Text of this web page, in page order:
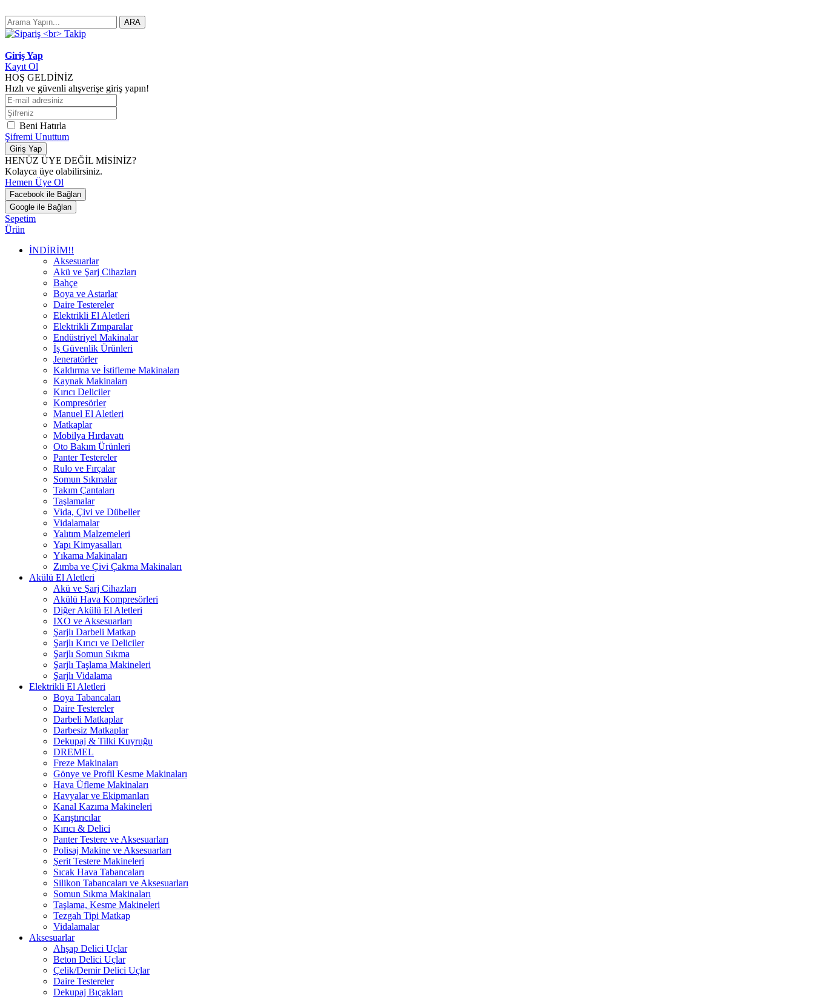
ARA
Giriş Yap
Kayıt Ol
HOŞ GELDİNİZ
Hızlı ve güvenli alışverişe giriş yapın!
Beni Hatırla
Şifremi Unuttum
Giriş Yap
HENÜZ ÜYE DEĞİL MİSİNİZ?
Kolayca üye olabilirsiniz.
Hemen Üye Ol
Facebook ile Bağlan
Google ile Bağlan
Sepetim
Ürün
İNDİRİM!!
Aksesuarlar
Akü ve Şarj Cihazları
Bahçe
Boya ve Astarlar
Daire Testereler
Elektrikli El Aletleri
Elektrikli Zımparalar
Endüstriyel Makinalar
İş Güvenlik Ürünleri
Jeneratörler
Kaldırma ve İstifleme Makinaları
Kaynak Makinaları
Kırıcı Deliciler
Kompresörler
Manuel El Aletleri
Matkaplar
Mobilya Hırdavatı
Oto Bakım Ürünleri
Panter Testereler
Rulo ve Fırçalar
Somun Sıkmalar
Takım Çantaları
Taşlamalar
Vida, Çivi ve Dübeller
Vidalamalar
Yalıtım Malzemeleri
Yapı Kimyasalları
Yıkama Makinaları
Zımba ve Çivi Çakma Makinaları
Akülü El Aletleri
Akü ve Şarj Cihazları
Akülü Hava Kompresörleri
Diğer Akülü El Aletleri
IXO ve Aksesuarları
Şarjlı Darbeli Matkap
Şarjlı Kırıcı ve Deliciler
Şarjlı Somun Sıkma
Şarjlı Taşlama Makineleri
Şarjlı Vidalama
Elektrikli El Aletleri
Boya Tabancaları
Daire Testereler
Darbeli Matkaplar
Darbesiz Matkaplar
Dekupaj & Tilki Kuyruğu
DREMEL
Freze Makinaları
Gönye ve Profil Kesme Makinaları
Hava Üfleme Makinaları
Havyalar ve Ekipmanları
Kanal Kazıma Makineleri
Karıştırıcılar
Kırıcı & Delici
Panter Testere ve Aksesuarları
Polisaj Makine ve Aksesuarları
Şerit Testere Makineleri
Sıcak Hava Tabancaları
Silikon Tabancaları ve Aksesuarları
Somun Sıkma Makinaları
Taşlama, Kesme Makineleri
Tezgah Tipi Matkap
Vidalamalar
Aksesuarlar
Ahşap Delici Uçlar
Beton Delici Uçlar
Çelik/Demir Delici Uçlar
Daire Testereler
Dekupaj Bıçakları